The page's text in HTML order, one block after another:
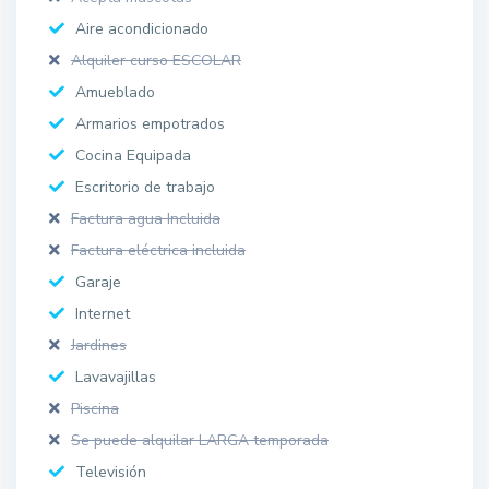
Aire acondicionado
Alquiler curso ESCOLAR
Amueblado
Armarios empotrados
Cocina Equipada
Escritorio de trabajo
Factura agua Incluida
Factura eléctrica incluida
Garaje
Internet
Jardines
Lavavajillas
Piscina
Se puede alquilar LARGA temporada
Televisión